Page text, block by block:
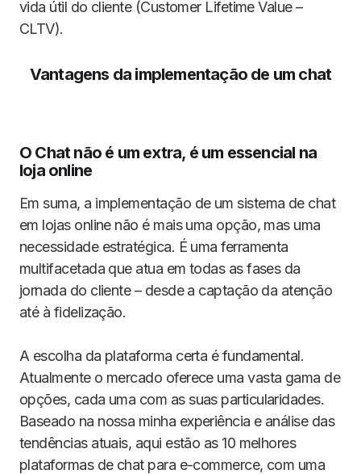
vida útil do cliente (Customer Lifetime Value –
CLTV).
Vantagens da implementação de um chat
O Chat não é um extra, é um essencial na
loja online
Em suma, a implementação de um sistema de chat
em lojas online não é mais uma opção, mas uma
necessidade estratégica. É uma ferramenta
multifacetada que atua em todas as fases da
jornada do cliente – desde a captação da atenção
até à fidelização.
A escolha da plataforma certa é fundamental.
Atualmente o mercado oferece uma vasta gama de
opções, cada uma com as suas particularidades.
Baseado na nossa minha experiência e análise das
tendências atuais, aqui estão as 10 melhores
plataformas de chat para e-commerce, com uma